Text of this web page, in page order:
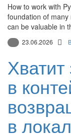
How to work with
foundation of
can be valuable in
23.06.2026
в
в